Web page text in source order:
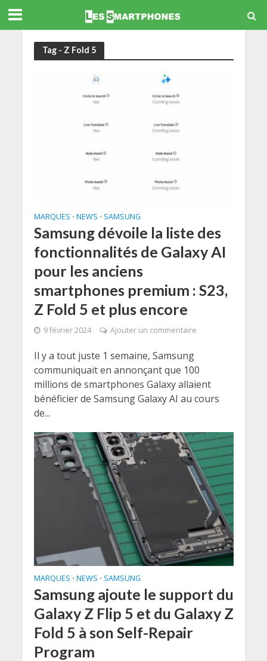
Tag - Z Fold 5
MARQUES • NEWS • SAMSUNG
Samsung dévoile la liste des
fonctionnalités de Galaxy AI
pour les anciens
smartphones premium : S23,
Z Fold 5 et plus encore
9 février 2024 Ajouter un commentaire
Il y a tout juste 1 semaine, Samsung
communiquait en annonçant que 100
millions de smartphones Galaxy allaient
bénéficier de Samsung Galaxy AI au cours
de...
MARQUES • NEWS • SAMSUNG
Samsung ajoute le support du
Galaxy Z Flip 5 et du Galaxy Z
Fold 5 à son Self-Repair
Program